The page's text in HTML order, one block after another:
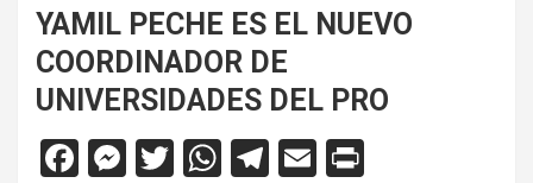
YAMIL PECHE ES EL NUEVO
COORDINADOR DE
UNIVERSIDADES DEL PRO
F
M T
W T
E